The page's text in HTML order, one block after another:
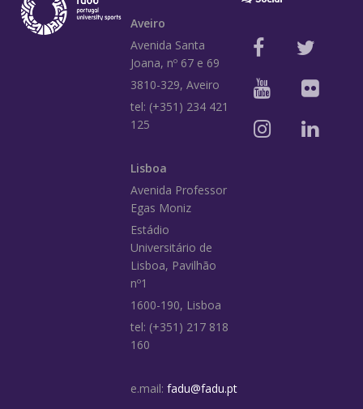
Aveiro
Avenida Santa
Joana, nº 67 e 69
3810-329, Aveiro
tel: (+351) 234 421
125
Lisboa
Avenida Professor
Egas Moniz
Estádio
Universitário de
Lisboa, Pavilhão
nº1
1600-190, Lisboa
tel: (+351) 217 818
160
e.mail: fadu@fadu.pt